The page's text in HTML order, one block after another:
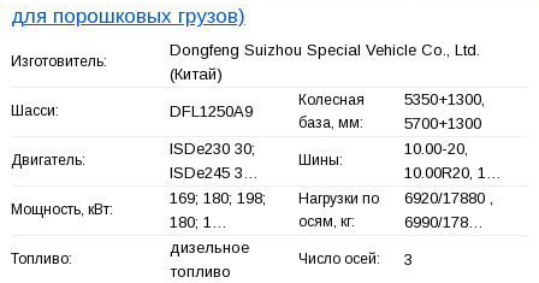
для порошковых грузов)
Изготовитель:
Dongfeng Suizhou Special Vehicle Co., Ltd.
(Китай)
Шасси: DFL1250A9
Колесная
база, мм:
5350+1300,
5700+1300
Двигатель:
ISDe230 30;
ISDe245 3…
Шины:
10.00-20,
10.00R20, 1…
Мощность, кВт:
169; 180; 198;
180; 1…
Нагрузки по
осям, кг:
6920/17880 ,
6990/178…
Топливо:
дизельное
топливо
Число осей: 3